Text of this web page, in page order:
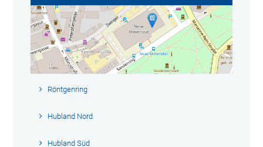
Röntgenring
Hubland Nord
Hubland Süd